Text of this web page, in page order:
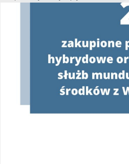
W związku z realizacją
wsparcie w uzyskaniu
Utworzono przez